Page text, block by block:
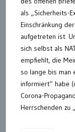
als „Sicherheits-
Einschränkung
aufgetreten ist.
sich selbst als
empfiehlt, die
so lange bis man
informiert“ habe
Corona-
Herrschenden zu